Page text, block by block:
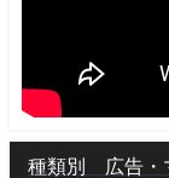
種類別 広告・